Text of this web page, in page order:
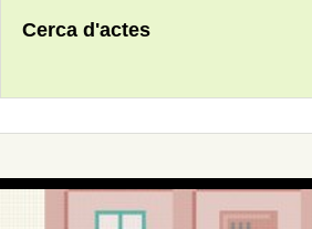
Cerca d'actes